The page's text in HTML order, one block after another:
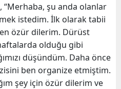
“Merhaba, şu anda olanlar
istedim. İlk olarak tabii
özür dilerim. Dürüst
olduğu gibi
düşündüm. Daha önce
ben organize etmiştim.
şey için özür dilerim ve